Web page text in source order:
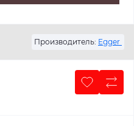
Производитель: Egger